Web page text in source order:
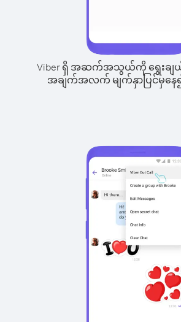
Viber ရှိ အဆက်အသွယ်ကို ရွေးချယ်
အချက်အလက် မျက်နှာပြင်မှနေ၍